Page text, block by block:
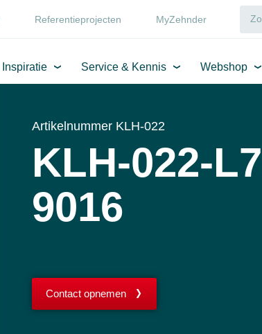
Referentieprojecten MyZehnder
Inspiratie Service & Kennis Webshop
Artikelnummer KLH-022
KLH-022-
9016
Contact opnemen